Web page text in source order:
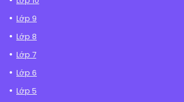
Lớp 9
Lớp 8
Lớp 7
Lớp 6
Lớp 5